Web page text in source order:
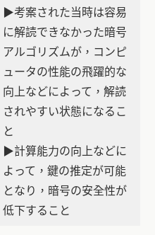
▶考案された当時は容易
に解読できなかった暗号
アルゴリズムが，コンピ
ュータの性能の飛躍的な
向上などによって，解読
されやすい状態になるこ
と
▶計算能力の向上などに
よって，鍵の推定が可能
となり，暗号の安全性が
低下すること